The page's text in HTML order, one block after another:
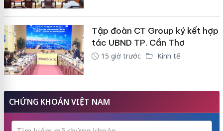
Tập đoàn CT Group ký kết hợp
tác UBND TP. Cần Thơ
15 giờ trước Kinh tế
CHỨNG KHOÁN VIỆT NAM